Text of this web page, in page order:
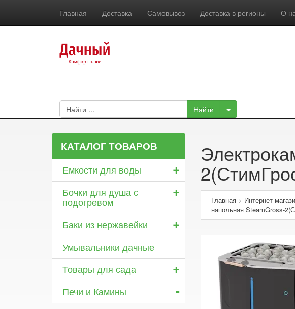
Главная Доставка Самовывоз Доставка в регионы О
Главная> Интернет-
напольная SteamGross-
КАТАЛОГ ТОВАРОВ
+
Емкости для воды
+
Бочки для душа с
подогревом
+
Баки из нержавейки
Умывальники дачные
+
Товары для сада
-
Печи и Камины